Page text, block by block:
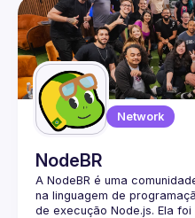
Events
Guilds
Network
NodeBR
A NodeBR é uma
na linguagem de
de execução Node.js. Ela